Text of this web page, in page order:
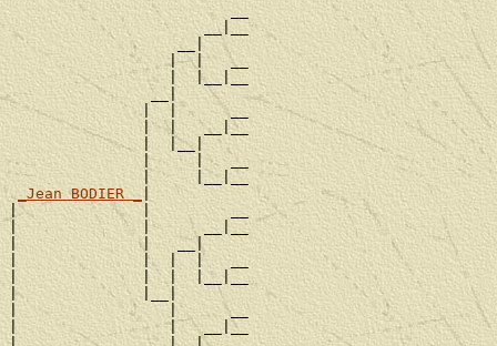
                         __
                      __|__
                   __|
                  |  |   __
                  |  |__|__
                __|
               |  |      __
               |  |   __|__
               |  |__|
               |     |   __
               |     |__|__
_Jean BODIER _
|              |         __
|              |      __|__
|              |   __|
|              |  |  |   __
|              |  |  |__|__
|              |__|
|                 |      __
|                 |   __|__